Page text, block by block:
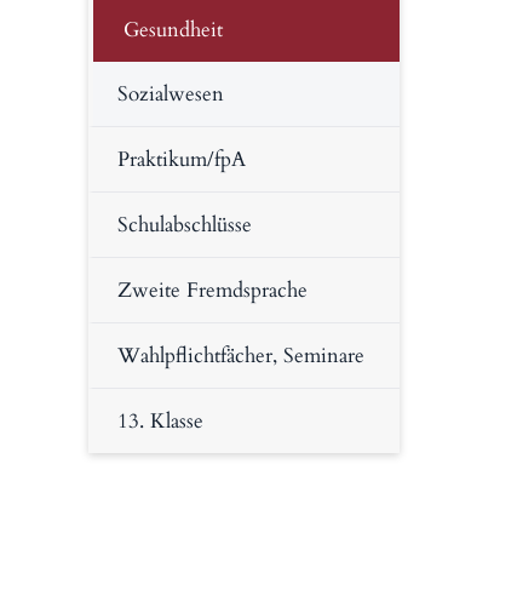
Gesundheit
Sozialwesen
Praktikum/fpA
Schulabschlüsse
Zweite Fremdsprache
Wahlpflichtfächer, Seminare
13. Klasse